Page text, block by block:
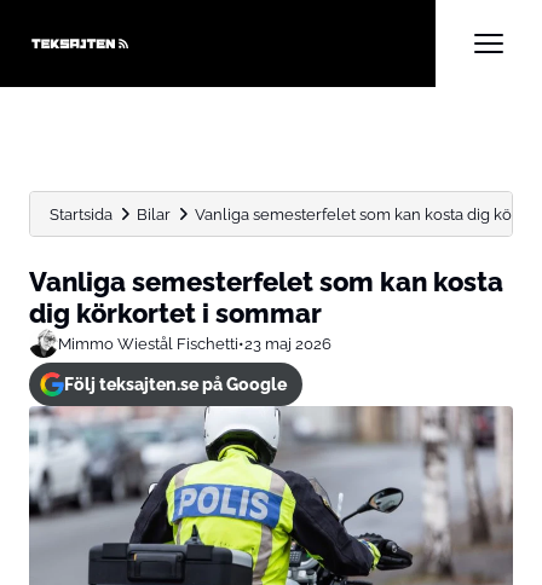
Startsida Bilar Vanliga semesterfelet som kan kosta dig
Vanliga semesterfelet som kan kosta
dig körkortet i sommar
Mimmo Wiestål Fischetti•23 maj 2026
Följ teksajten.se på Google